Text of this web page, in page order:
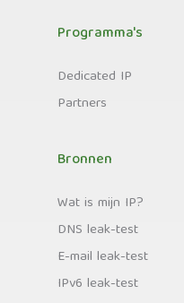
Programma's
Dedicated IP
Partners
Bronnen
Wat is mijn IP?
DNS leak-test
E-mail leak-test
IPv6 leak-test